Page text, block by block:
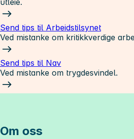
Send tips til Arbeidstilsynet
Ved mistanke om kritikkverdige
Send tips til Nav
Ved mistanke om trygdesvindel.
Om oss